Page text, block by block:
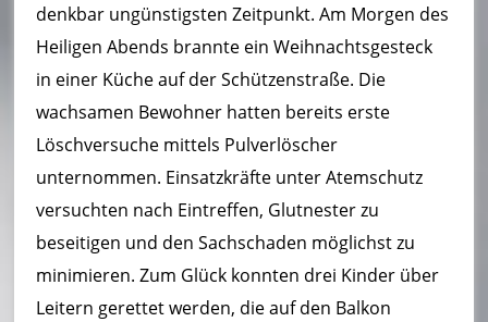
denkbar ungünstigsten Zeitpunkt. Am Morgen des
Heiligen Abends brannte ein Weihnachtsgesteck
in einer Küche auf der Schützenstraße. Die
wachsamen Bewohner hatten bereits erste
Löschversuche mittels Pulverlöscher
unternommen. Einsatzkräfte unter Atemschutz
versuchten nach Eintreffen, Glutnester zu
beseitigen und den Sachschaden möglichst zu
minimieren. Zum Glück konnten drei Kinder über
Leitern gerettet werden, die auf den Balkon